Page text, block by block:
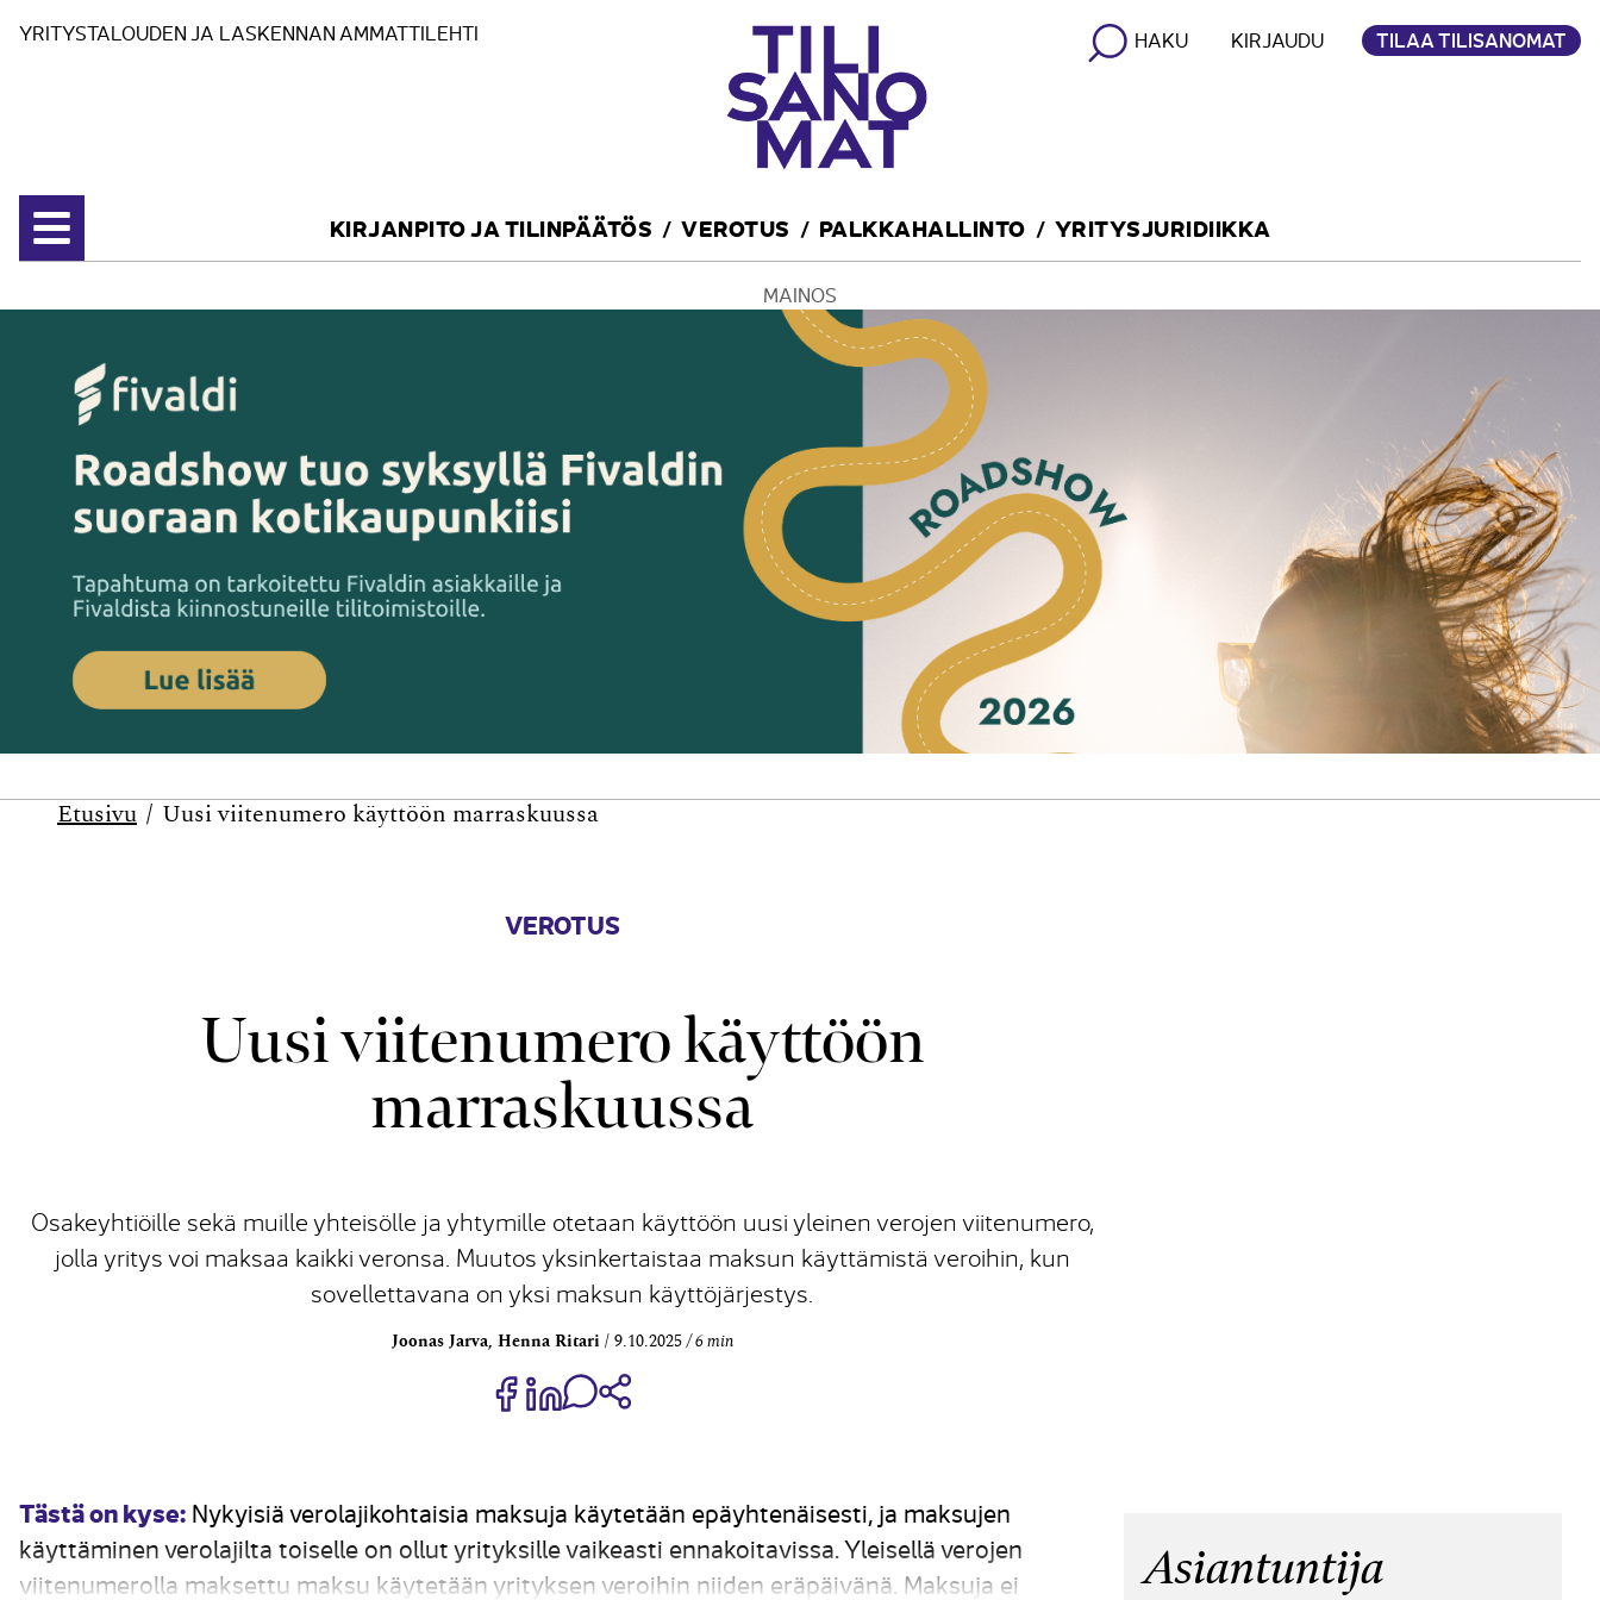
YRITYSTALOUDEN JA LASKENNAN AMMATTILEHTI HAKU KIRJAUDU TILAA TILISANOMAT
Avaa valikko
KIRJANPITO JA TILINPÄÄTÖS VEROTUS PALKKAHALLINTO YRITYSJURIDIIKKA
MAINOS
Etusivu Uusi viite­numero käyttöön marraskuussa
VEROTUS
Uusi viite­numero käyttöön
marraskuussa
Osakeyhtiöille sekä muille yhteisölle ja yhtymille otetaan käyttöön uusi yleinen verojen viitenumero,
jolla yritys voi maksaa kaikki veronsa. Muutos yksinkertaistaa maksun käyttämistä veroihin, kun
sovellettavana on yksi maksun käyttöjärjestys.
Joonas Jarva, Henna Ritari 9.10.2025 6 min
Jaa Share on Facebook
Jaa Share on LinkedIn
Jaa WhatsApp-viestinä
Tästä on kyse: Nykyisiä verolajikohtaisia maksuja käytetään epäyhtenäisesti, ja maksujen
käyttäminen verolajilta toiselle on ollut yrityksille vaikeasti ennakoitavissa. Yleisellä verojen
viitenumerolla maksettu maksu käytetään yrityksen veroihin niiden eräpäivänä. Maksuja ei
Asiantuntija